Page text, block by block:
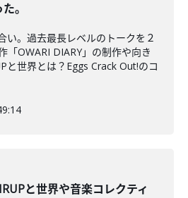
。
い。過去最長レベルのトークを２
「OWARI DIARY」の制作や向き
と世界とは？Eggs Crack Out!のコ
と世界や音楽コレクティ